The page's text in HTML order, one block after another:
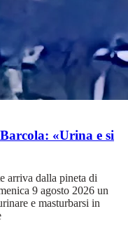
«Urina e si
arriva dalla pineta di
9 agosto 2026 un
e masturbarsi in